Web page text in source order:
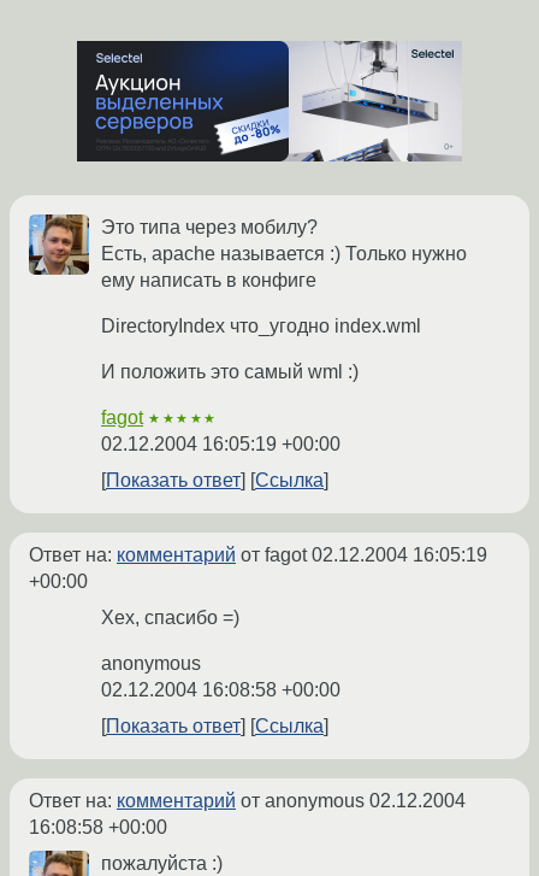
Это типа через мобилу?
Есть, apache называется :) Только нужно
ему написать в конфиге
DirectoryIndex что_угодно index.wml
И положить это самый wml :)
fagot ★★★★★
02.12.2004 16:05:19 +00:00
Показать ответ
Ссылка
Ответ на: комментарий от fagot02.12.2004 16:05:19
+00:00
Хех, спасибо =)
anonymous
02.12.2004 16:08:58 +00:00
Показать ответ
Ссылка
Ответ на: комментарий от anonymous 02.12.2004
16:08:58 +00:00
пожалуйста :)